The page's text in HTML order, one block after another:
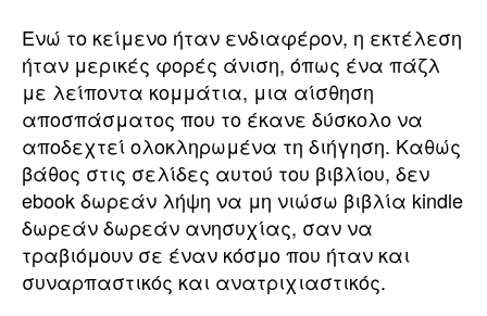
Ενώ το κείμενο ήταν ενδιαφέρον, η εκτέλεση
ήταν μερικές φορές άνιση, όπως ένα πάζλ
με λείποντα κομμάτια, μια αίσθηση
αποσπάσματος που το έκανε δύσκολο να
αποδεχτεί ολοκληρωμένα τη διήγηση. Καθώς
βάθος στις σελίδες αυτού του βιβλίου, δεν
ebook δωρεάν λήψη να μη νιώσω βιβλία kindle
δωρεάν δωρεάν ανησυχίας, σαν να
τραβιόμουν σε έναν κόσμο που ήταν και
συναρπαστικός και ανατριχιαστικός.